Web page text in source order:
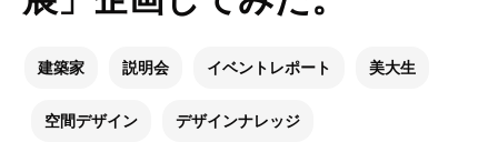
建築家 説明会 イベントレポート 美大生
空間デザイン デザインナレッジ